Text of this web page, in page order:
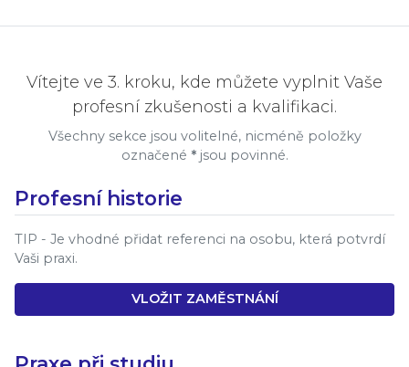
Vítejte ve 3. kroku, kde můžete vyplnit Vaše
profesní zkušenosti a kvalifikaci.
Všechny sekce jsou volitelné, nicméně položky
označené *jsou povinné.
Profesní historie
TIP - Je vhodné přidat referenci na osobu, která potvrdí
Vaši praxi.
VLOŽIT ZAMĚSTNÁNÍ